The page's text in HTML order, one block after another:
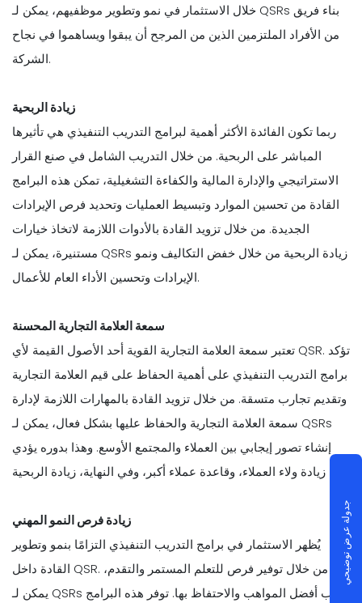
خلال الاستثمار في نمو وتطوير موظفيهم، يمكن لـ QSRs بناء فريق
من الأفراد الملتزمين الذين من المرجح أن يبقوا ويساهموا في نجاح
الشركة.
زيادة الربحية
ربما تكون الفائدة الأكثر أهمية لبرامج التدريب التنفيذي هي تأثيرها
المباشر على الربحية. من خلال التدريب الشامل في صنع القرار
الاستراتيجي والإدارة المالية والكفاءة التشغيلية، تمكن هذه البرامج
القادة من تحسين الموارد وتبسيط العمليات وتحديد فرص الإيرادات
الجديدة. من خلال تزويد القادة بالأدوات اللازمة لاتخاذ خيارات
مستنيرة، يمكن لـ QSRs زيادة الربحية من خلال خفض التكاليف ونمو
الإيرادات وتحسين الأداء العام للأعمال.
سمعة العلامة التجارية المحسنة
تعتبر سمعة العلامة التجارية القوية أحد الأصول القيمة لأي QSR. تؤكد
برامج التدريب التنفيذي على أهمية الحفاظ على قيم العلامة التجارية
وتقديم تجارب متسقة. من خلال تزويد القادة بالمهارات اللازمة لإدارة
سمعة العلامة التجارية والحفاظ عليها بشكل فعال، يمكن لـ QSRs
إنشاء تصور إيجابي بين العملاء والمجتمع الأوسع. وهذا بدوره يؤدي
زيادة فرص النمو المهني
يُظهر الاستثمار في برامج التدريب التنفيذي التزامًا بنمو وتطوير
القادة داخل QSR. من خلال توفير فرص للتعلم المستمر والتقدم،
يمكن لـ QSRs جذب أفضل المواهب والاحتفاظ بها. توفر هذه البرامج
جدولة عرض توضيحي